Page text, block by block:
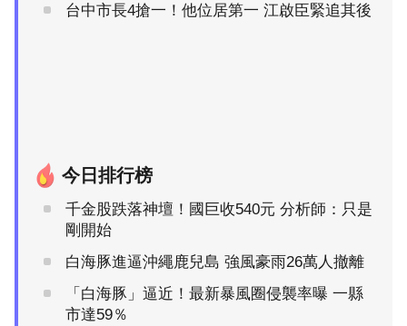
台中市長4搶一！他位居第一 江啟臣緊追其後
今日排行榜
千金股跌落神壇！國巨收540元 分析師：只是
剛開始
白海豚進逼沖繩鹿兒島 強風豪雨26萬人撤離
「白海豚」逼近！最新暴風圈侵襲率曝 一縣
市達59％